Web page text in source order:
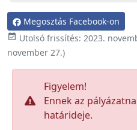
Megosztás Facebook-on
 Utolsó frissítés: 2023.
november 27.)
Figyelem!
Ennek az
határideje.